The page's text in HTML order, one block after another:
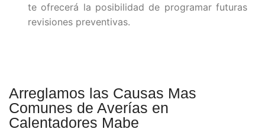
te ofrecerá la posibilidad de programar futuras
revisiones preventivas.
Arreglamos las Causas Mas
Comunes de Averías en
Calentadores Mabe